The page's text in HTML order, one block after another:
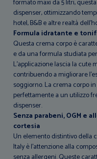
formato maxi da 5 litri,
dispenser, ottimizzando
hotel, B&B e altre realtà
Formula idratante e
Questa crema corpo è
e da una formula studiata
L’applicazione lascia la
contribuendo a migliorare
soggiorno. La crema corpo
perfettamente a un utilizzo
dispenser.
Senza parabeni, OGM e
cortesia
Un elemento distintivo della
Italy è l’attenzione alla